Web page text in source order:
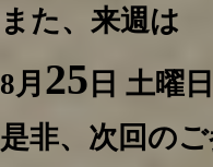
また、来週は
8月 25 日 土曜日
是非、次回の